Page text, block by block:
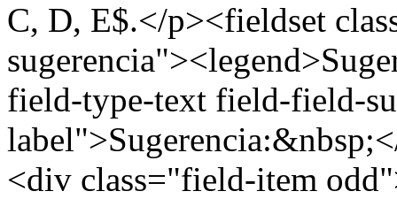
C, D, E$.</p><fieldset
field-type-text field-field-
<div class="field-item